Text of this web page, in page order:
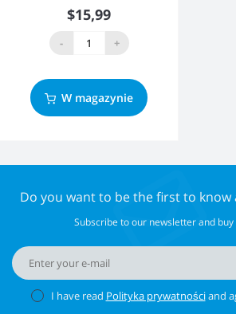
$15,99
- +
W magazynie
Do you want to be the first to know
Subscribe to our newsletter and
I have read Polityka prywatnościand